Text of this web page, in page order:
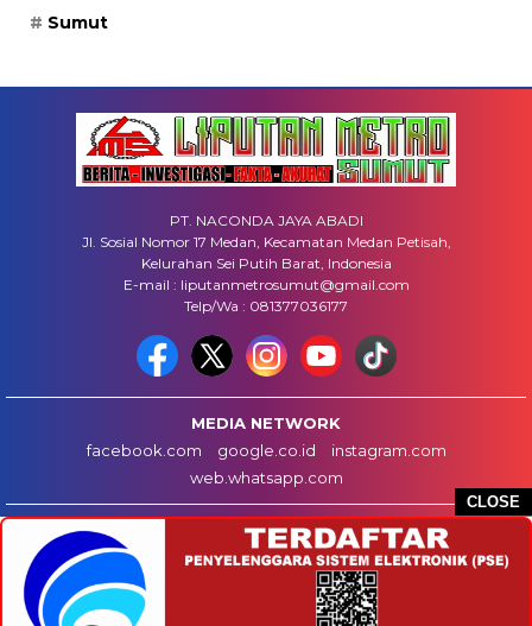
CLOSE
Sumut
PT. NACONDA JAYA ABADI
Jl. Sosial Nomor 17 Medan, Kecamatan Medan Petisah,
Kelurahan Sei Putih Barat, Indonesia
E-mail : liputanmetrosumut@gmail.com
Telp/Wa : 081377036177
MEDIA NETWORK
facebook.com
google.co.id
instagram.com
web.whatsapp.com
HOME INFO IKLAN
DISCLAIMER
HUBUNGI KAMI
REDAKSI
COPYRIGHT © 2025 LIPUTANMETROSUMUT.COM - ALL RIGHTS RESERVED